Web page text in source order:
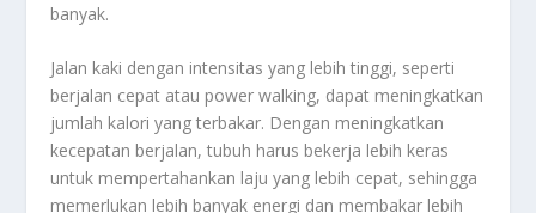
banyak.
Jalan kaki dengan intensitas yang lebih tinggi, seperti
berjalan cepat atau power walking, dapat meningkatkan
jumlah kalori yang terbakar. Dengan meningkatkan
kecepatan berjalan, tubuh harus bekerja lebih keras
untuk mempertahankan laju yang lebih cepat, sehingga
memerlukan lebih banyak energi dan membakar lebih